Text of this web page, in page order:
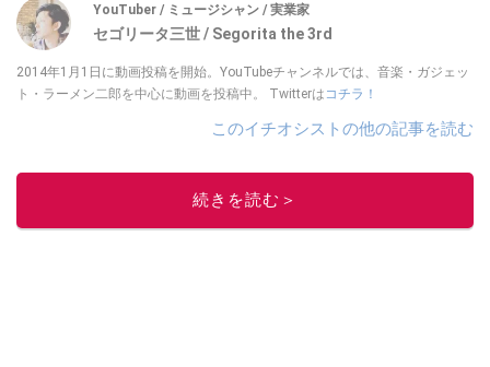
YouTuber / ミュージシャン / 実業家
セゴリータ三世 / Segorita the 3rd
2014年1月1日に動画投稿を開始。YouTubeチャンネルでは、音楽・ガジェッ
ト・ラーメン二郎を中心に動画を投稿中。 Twitterは コチラ！
このイチオシストの他の記事を読む
続きを読む＞